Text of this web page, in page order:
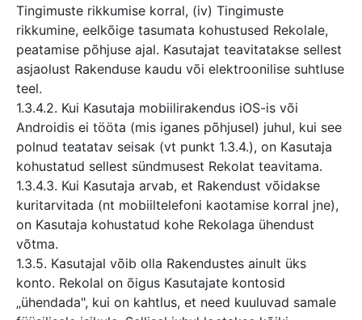
Tingimuste rikkumise korral, (iv) Tingimuste
rikkumine, eelkõige tasumata kohustused Rekolale,
peatamise põhjuse ajal. Kasutajat teavitatakse sellest
asjaolust Rakenduse kaudu või elektroonilise suhtluse
teel.
1.3.4.2. Kui Kasutaja mobiilirakendus iOS-is või
Androidis ei tööta (mis iganes põhjusel) juhul, kui see
polnud teatatav seisak (vt punkt 1.3.4.), on Kasutaja
kohustatud sellest sündmusest Rekolat teavitama.
1.3.4.3. Kui Kasutaja arvab, et Rakendust võidakse
kuritarvitada (nt mobiiltelefoni kaotamise korral jne),
on Kasutaja kohustatud kohe Rekolaga ühendust
võtma.
1.3.5. Kasutajal võib olla Rakendustes ainult üks
konto. Rekolal on õigus Kasutajate kontosid
„ühendada", kui on kahtlus, et need kuuluvad samale